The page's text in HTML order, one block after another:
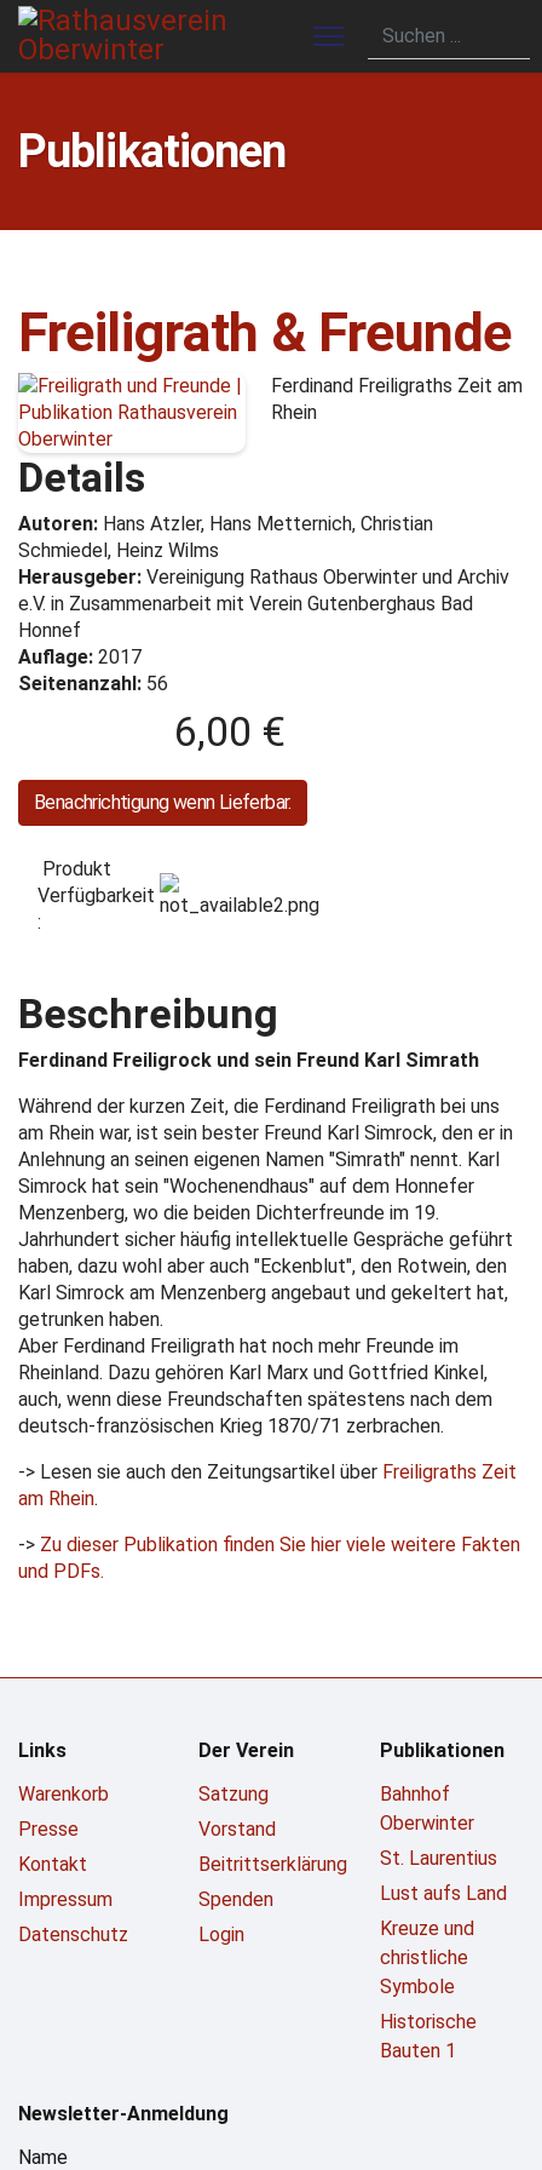
Publikationen
Freiligrath & Freunde
Ferdinand Freiligraths Zeit am
Rhein
Details
Autoren: Hans Atzler, Hans Metternich, Christian
Schmiedel, Heinz Wilms
Herausgeber: Vereinigung Rathaus Oberwinter und Archiv
e.V. in Zusammenarbeit mit Verein Gutenberghaus Bad
Honnef
Auflage: 2017
Seitenanzahl: 56
6,00 €
Benachrichtigung wenn Lieferbar.
Produkt
Verfügbarkeit
:
Beschreibung
Ferdinand Freiligrock und sein Freund Karl Simrath
Während der kurzen Zeit, die Ferdinand Freiligrath bei uns
am Rhein war, ist sein bester Freund Karl Simrock, den er in
Anlehnung an seinen eigenen Namen "Simrath" nennt. Karl
Simrock hat sein "Wochenendhaus" auf dem Honnefer
Menzenberg, wo die beiden Dichterfreunde im 19.
Jahrhundert sicher häufig intellektuelle Gespräche geführt
haben, dazu wohl aber auch "Eckenblut", den Rotwein, den
Karl Simrock am Menzenberg angebaut und gekeltert hat,
getrunken haben.
Aber Ferdinand Freiligrath hat noch mehr Freunde im
Rheinland. Dazu gehören Karl Marx und Gottfried Kinkel,
auch, wenn diese Freundschaften spätestens nach dem
deutsch-französischen Krieg 1870/71 zerbrachen.
-> Lesen sie auch den Zeitungsartikel über Freiligraths Zeit
am Rhein.
-> Zu dieser Publikation finden Sie hier viele weitere Fakten
und PDFs.
Links
Warenkorb
Presse
Kontakt
Impressum
Datenschutz
Der Verein
Satzung
Vorstand
Beitrittserklärung
Spenden
Login
Publikationen
Bahnhof
Oberwinter
St. Laurentius
Lust aufs Land
Kreuze und
christliche
Symbole
Historische
Bauten 1
Newsletter-Anmeldung
Name